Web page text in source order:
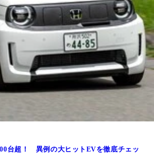
台超！ 異例の大ヒットEVを徹底チェッ